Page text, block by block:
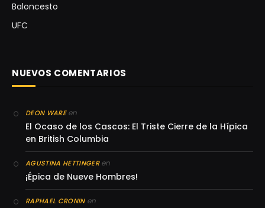
Baloncesto
UFC
NUEVOS COMENTARIOS
DEON WAREen
El Ocaso de los Cascos: El Triste Cierre de la Hípica
en British Columbia
AGUSTINA HETTINGERen
¡Épica de Nueve Hombres!
RAPHAEL CRONINen